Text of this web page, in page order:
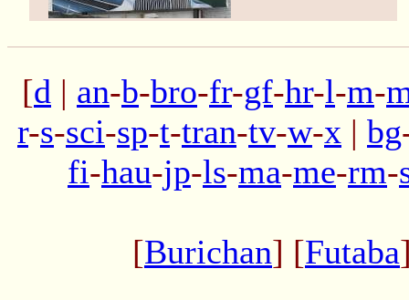
[d | an-b-bro-fr-gf-hr-l-m-
r-s-sci-sp-t-tran-tv-w-x | bg
fi-hau-jp-ls-ma-me-rm-
[Burichan] [Futaba